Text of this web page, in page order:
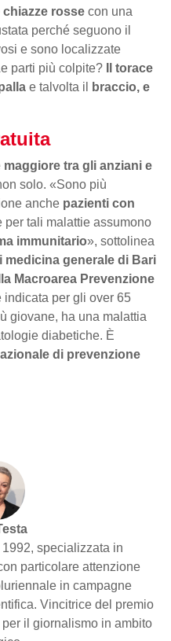
rosse con una
perché seguono il
e sono localizzate
parti più colpite?
Il torace
e talvolta il
braccio, e
maggiore tra gli anziani e
solo. «Sono più
anche pazienti con
per tali malattie assumono
immunitario», sottolinea
medicina generale di Bari
Macroarea Prevenzione
indicata per gli over 65
giovane, ha una malattia
diabetiche. È
di prevenzione
specializzata in
particolare attenzione
in campagne
Vincitrice del premio
il giornalismo in ambito